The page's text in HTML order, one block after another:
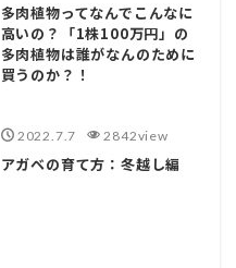
多肉植物ってなんでこんなに
高いの？「1株100万円」の
多肉植物は誰がなんのために
買うのか？！
2022.7.7 2842view
アガベの育て方：冬越し編